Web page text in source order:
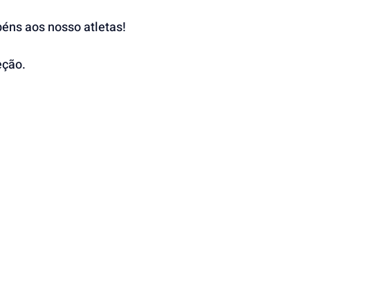
aos nosso atletas!